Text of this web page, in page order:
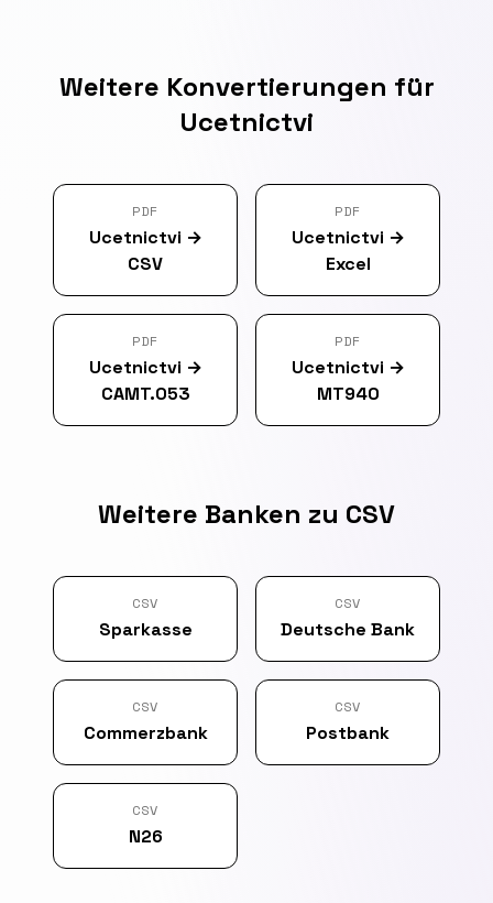
Weitere Konvertierungen für
Ucetnictvi
PDF
Ucetnictvi →
CSV
PDF
Ucetnictvi →
Excel
PDF
Ucetnictvi →
CAMT.053
PDF
Ucetnictvi →
MT940
Weitere Banken zu CSV
CSV
Sparkasse
CSV
Deutsche Bank
CSV
Commerzbank
CSV
Postbank
CSV
N26